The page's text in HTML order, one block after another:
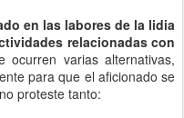
en las labores de la lidia
relacionadas con
ocurren varias alternativas,
para que el aficionado se
proteste tanto: